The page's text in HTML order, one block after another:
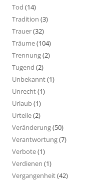
Tod (14)
Tradition (3)
Trauer(32)
Träume(104)
Trennung(2)
Tugend (2)
Unbekannt(1)
Unrecht(1)
Urlaub(1)
Urteile(2)
Veränderung(50)
Verantwortung(7)
Verbote(1)
Verdienen (1)
Vergangenheit(42)